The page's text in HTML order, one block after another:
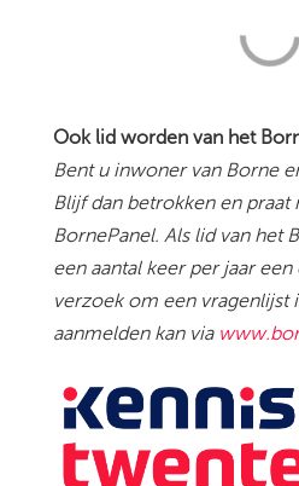
Ook lid worden van het
Bent u inwoner van Borne
Blijf dan betrokken en praat
BornePanel. Als lid van het
een aantal keer per jaar
verzoek om een vragenlijst
aanmelden kan via